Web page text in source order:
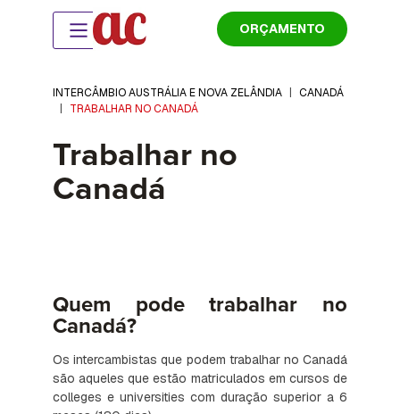
ORÇAMENTO
INTERCÂMBIO AUSTRÁLIA E NOVA ZELÂNDIA
CANADÁ
TRABALHAR NO CANADÁ
Trabalhar no
Canadá
Quem pode trabalhar no
Canadá?
Os intercambistas que podem trabalhar no Canadá
são aqueles que estão matriculados em cursos de
colleges e universities com duração superior a 6